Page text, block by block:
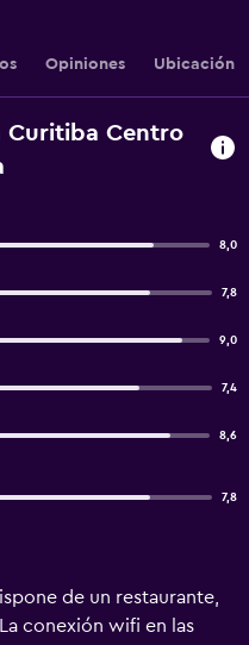
Opiniones Ubicación
Curitiba Centro
8,0
7,8
9,0
7,4
8,6
7,8
de un restaurante,
conexión wifi en las